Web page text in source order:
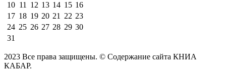
10 11 12 13 14 15 16
17 18 19 20 21 22 23
24 25 26 27 28 29 30
31
2023 Все права защищены. © Содержание сайта КНИА
КАБАР.